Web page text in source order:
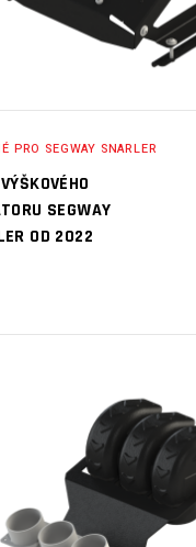
PRO SEGWAY SNARLER
SEGWAY
OD 2022
PŘIDAT DO KOŠÍKU